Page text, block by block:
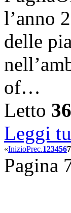
l’anno
delle
of…
Letto
Leggi
«InizioPrec.1234567
Pagina